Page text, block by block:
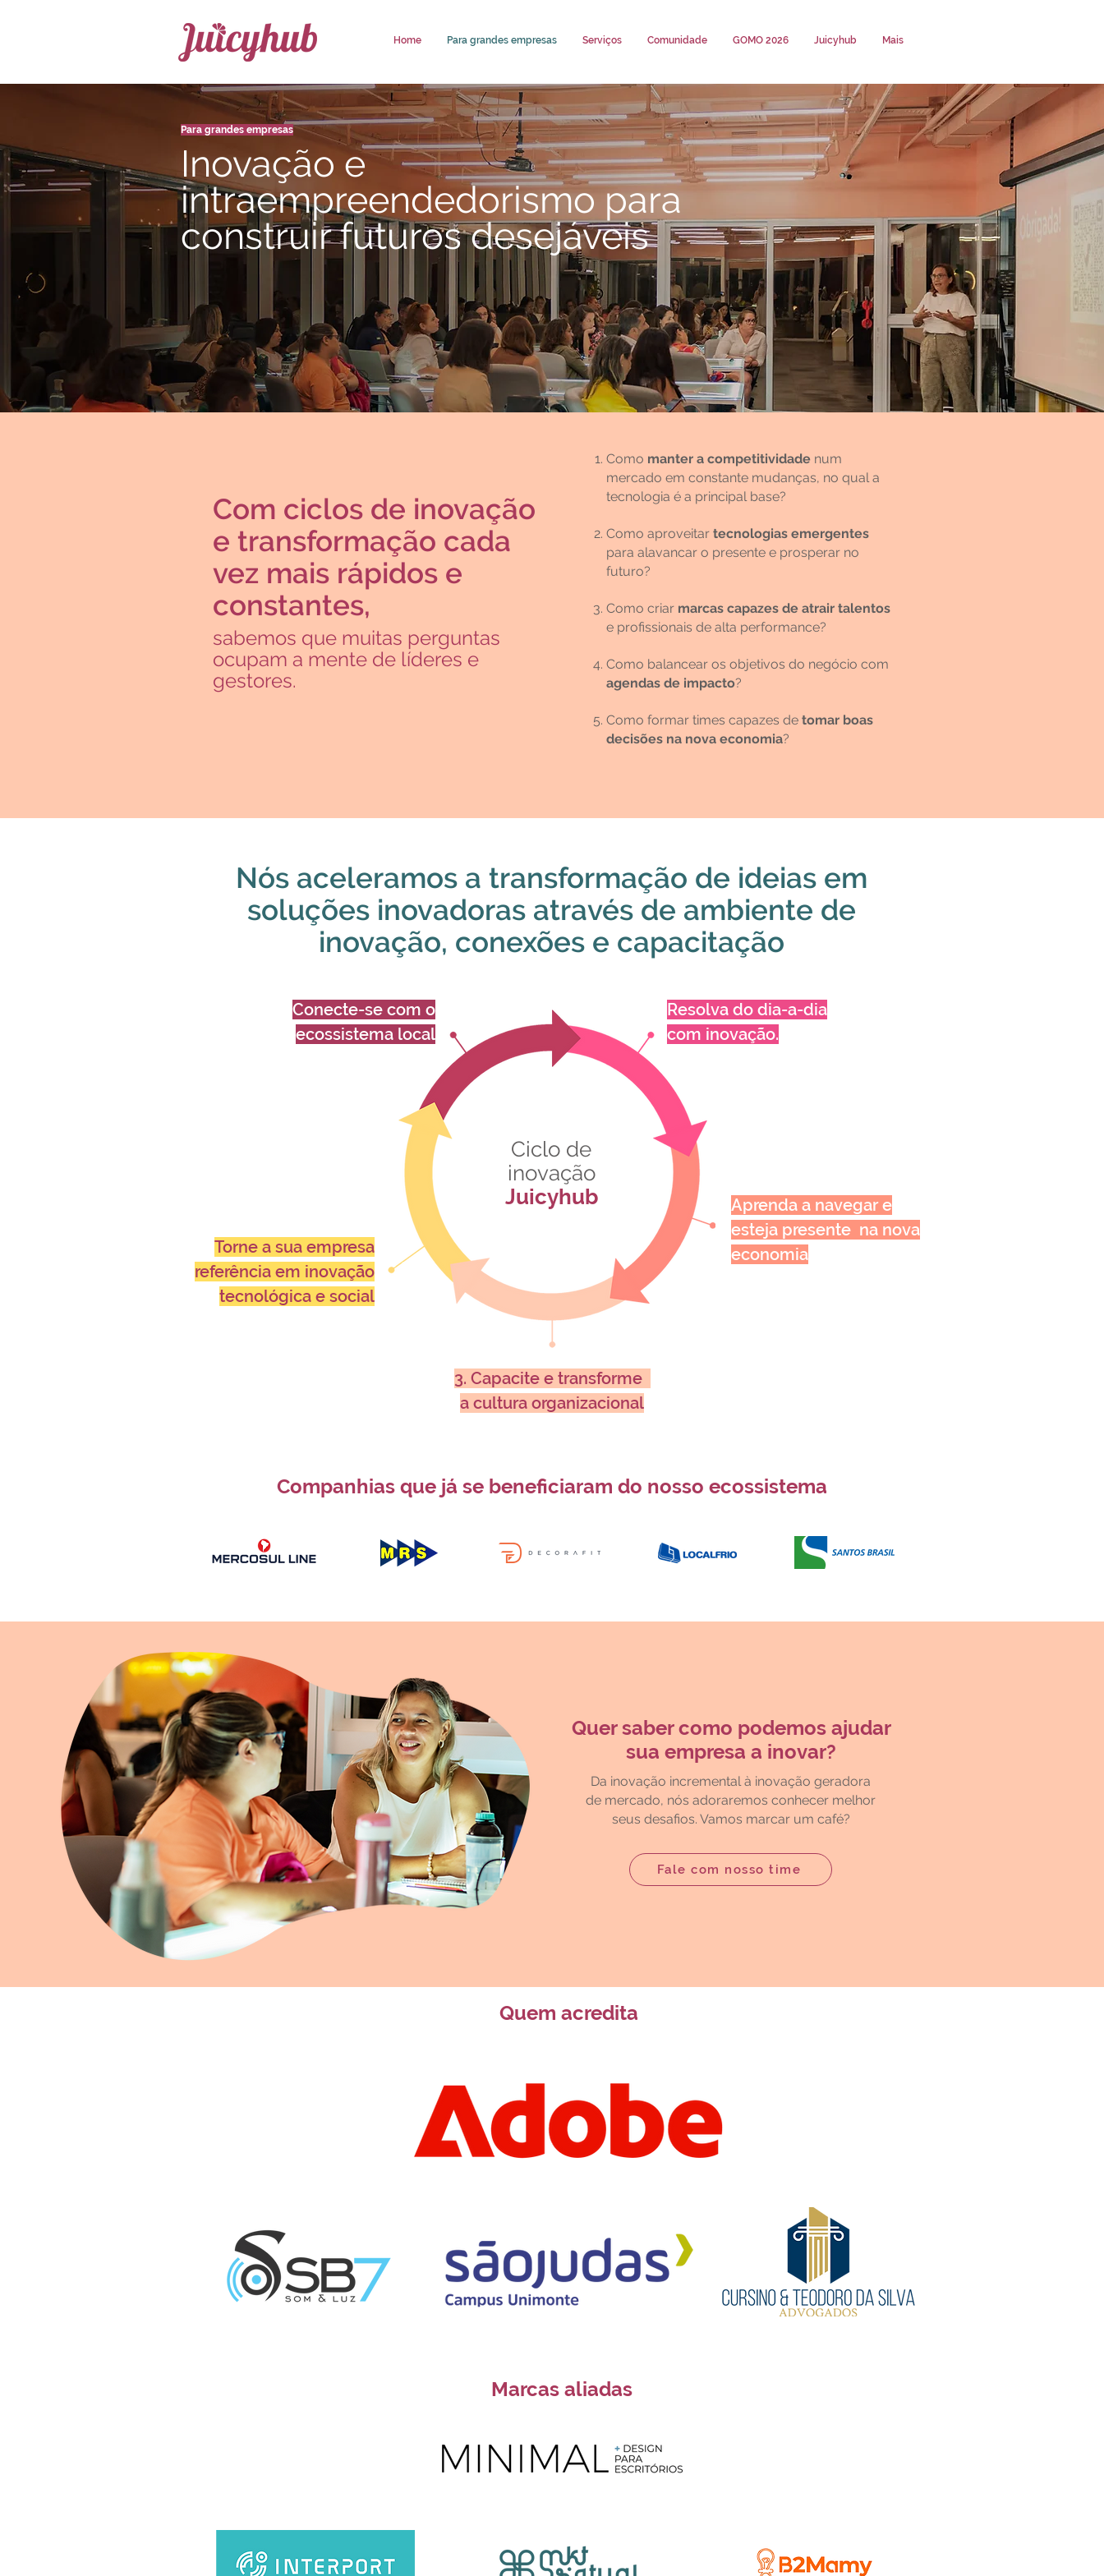
Home Para grandes empresas Serviços Comunidade GOMO 2026 Juicyhub Mais
Para grandes empresas
Inovação e
intraempreendedorismo para
construir futuros desejáveis
Como manter a competitividade num
mercado em constante mudanças, no qual a
tecnologia é a principal base?
Como aproveitar tecnologias emergentes
para alavancar o presente e prosperar no
futuro?
Como criar marcas capazes de atrair talentos
e profissionais de alta performance?
Como balancear os objetivos do negócio com
agendas de impacto?
Como formar times capazes de tomar boas
decisões na nova economia?
Com ciclos de inovação
e transformação cada
vez mais rápidos e
constantes,
sabemos que muitas perguntas
ocupam a mente de líderes e
gestores.
Nós aceleramos a transformação de ideias em
soluções inovadoras através de ambiente de
inovação, conexões e capacitação
Ciclo de
inovação
Juicyhub
Resolva do dia-a-dia
com inovação.
Aprenda a navegar e
esteja presente na nova
economia
Torne a sua empresa
referência em inovação
tecnológica e social
Conecte-se com o
ecossistema local
3. Capacite e transforme
a cultura organizacional
Companhias que já se beneficiaram do nosso ecossistema
Quer saber como podemos ajudar
sua empresa a inovar?
Da inovação incremental à inovação geradora
de mercado, nós adoraremos conhecer melhor
seus desafios. Vamos marcar um café?
Fale com nosso time
Quem acredita
Marcas aliadas